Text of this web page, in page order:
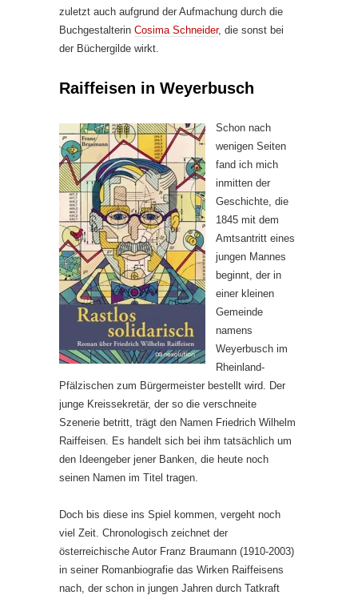
zuletzt auch aufgrund der Aufmachung durch die
Buchgestalterin Cosima Schneider, die sonst bei
der Büchergilde wirkt.
Raiffeisen in Weyerbusch
Schon nach
wenigen Seiten
fand ich mich
inmitten der
Geschichte, die
1845 mit dem
Amtsantritt eines
jungen Mannes
beginnt, der in
einer kleinen
Gemeinde
namens
Weyerbusch im
Rheinland-
Pfälzischen zum Bürgermeister bestellt wird. Der
junge Kreissekretär, der so die verschneite
Szenerie betritt, trägt den Namen Friedrich Wilhelm
Raiffeisen. Es handelt sich bei ihm tatsächlich um
den Ideengeber jener Banken, die heute noch
seinen Namen im Titel tragen.
Doch bis diese ins Spiel kommen, vergeht noch
viel Zeit. Chronologisch zeichnet der
österreichische Autor Franz Braumann (1910-2003)
in seiner Romanbiografie das Wirken Raiffeisens
nach, der schon in jungen Jahren durch Tatkraft